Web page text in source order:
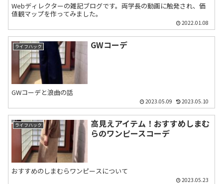
Webディレクターの雑記ブログです。両学長の動画に触発され、価
値観マップを作ってみました。
2022.01.08
ライフハック GWコーデ
GWコーデと浪曲の話
2023.05.09 2023.05.10
ライフハック
高見えアイテム！おすすめしまむ
らのワンピースコーデ
おすすめのしまむらワンピースについて
2023.05.23